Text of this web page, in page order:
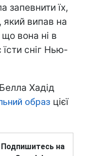
запевнити їх,
який випав на
що вона ні в
їсти сніг Нью-
Хадід
образ цієї
Подпишитесь на